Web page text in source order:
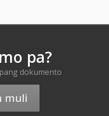
pa?
dokumento
muli